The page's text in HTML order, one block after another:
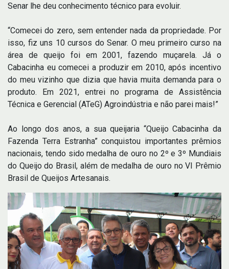
Senar lhe deu conhecimento técnico para evoluir.
“Comecei do zero, sem entender nada da propriedade. Por
isso, fiz uns 10 cursos do Senar. O meu primeiro curso na
área de queijo foi em 2001, fazendo muçarela. Já o
Cabacinha eu comecei a produzir em 2010, após incentivo
do meu vizinho que dizia que havia muita demanda para o
produto. Em 2021, entrei no programa de Assistência
Técnica e Gerencial (ATeG) Agroindústria e não parei mais!”
Ao longo dos anos, a sua queijaria “Queijo Cabacinha da
Fazenda Terra Estranha” conquistou importantes prêmios
nacionais, tendo sido medalha de ouro no 2º e 3º Mundiais
do Queijo do Brasil, além de medalha de ouro no VI Prêmio
Brasil de Queijos Artesanais.